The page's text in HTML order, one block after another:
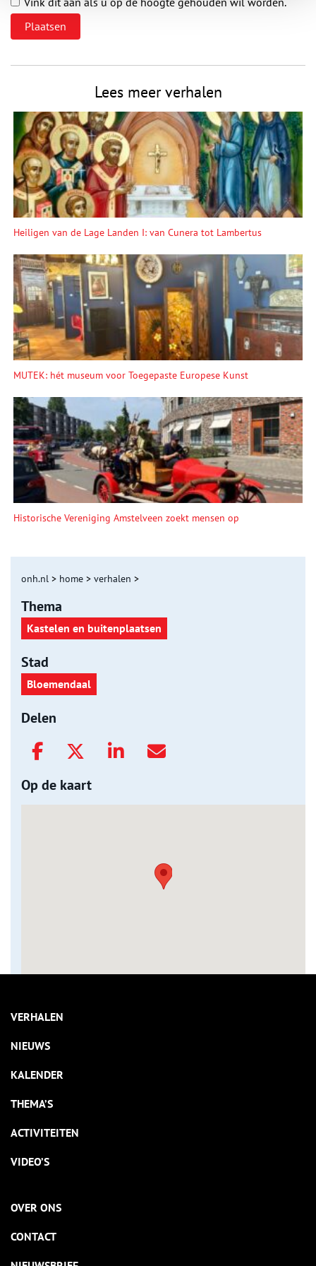
Lees meer verhalen
Heiligen van de Lage Landen I: van Cunera tot Lambertus
MUTEK: hét museum voor Toegepaste Europese Kunst
Historische Vereniging Amstelveen zoekt mensen op
onh.nl > home > verhalen >
Thema
Kastelen en buitenplaatsen
Stad
Bloemendaal
Delen
Op de kaart
VERHALEN
NIEUWS
KALENDER
THEMA’S
ACTIVITEITEN
VIDEO’S
OVER ONS
CONTACT